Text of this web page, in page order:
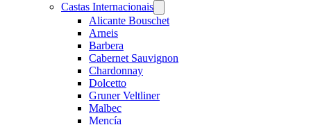
Castas Internacionais
menu
Alicante Bouschet
Arneis
Barbera
Cabernet Sauvignon
Chardonnay
Dolcetto
Gruner Veltliner
Malbec
Mencía